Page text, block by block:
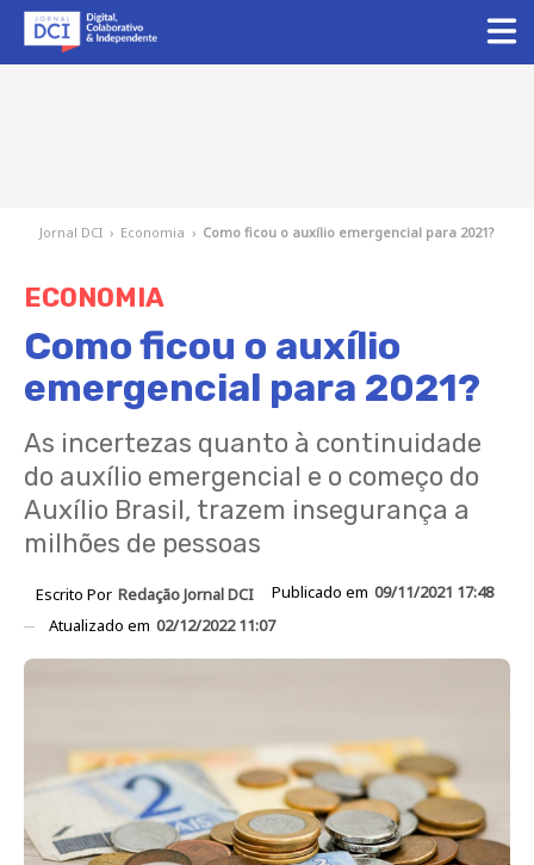
Jornal DCI › Economia › Como ficou o auxílio emergencial para 2021?
ECONOMIA
Como ficou o auxílio
emergencial para 2021?
As incertezas quanto à continuidade
do auxílio emergencial e o começo do
Auxílio Brasil, trazem insegurança a
milhões de pessoas
Escrito Por Redação Jornal DCI Publicado em 09/11/2021 17:48
Atualizado em 02/12/2022 11:07